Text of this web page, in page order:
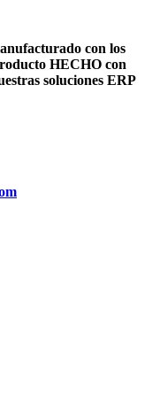
con los
HECHO con
soluciones ERP